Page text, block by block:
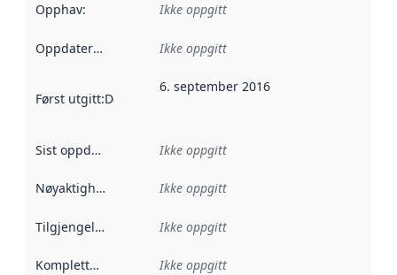
Opphav: Ikke oppgitt
Oppdateringsfrekvens :
Ikke oppgitt
Først utgitt:Denne datoen sier når dataene i dette
6. september 2016
Sist oppdatert Ikke oppgitt
Nøyaktighet Ikke oppgitt
Tilgjengelighet Ikke oppgitt
Kompletthet Ikke oppgitt